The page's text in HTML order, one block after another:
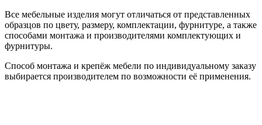
Все мебельные изделия могут отличаться от представленных
образцов по цвету, размеру, комплектации, фурнитуре, а также
способами монтажа и производителями комплектующих и
фурнитуры.
Способ монтажа и крепёж мебели по индивидуальному заказу
выбирается производителем по возможности её применения.